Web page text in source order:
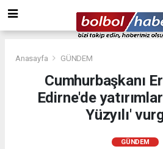
Anasayfa GÜNDEM
Cumhurbaşkanı
Edirne'de
Yüzyılı'
GÜNDEM